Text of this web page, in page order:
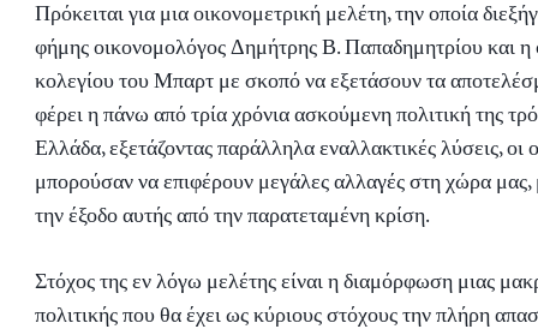
Πρόκειται για μια οικονομετρική μελέτη, την οποία
φήμης οικονομολόγος Δημήτρης Β. Παπαδημητρίου και η
κολεγίου του Μπαρτ με σκοπό να εξετάσουν τα
φέρει η πάνω από τρία χρόνια ασκούμενη πολιτική της
Ελλάδα, εξετάζοντας παράλληλα εναλλακτικές λύσεις, οι
μπορούσαν να επιφέρουν μεγάλες αλλαγές στη χώρα
την έξοδο αυτής από την παρατεταμένη κρίση.
Στόχος της εν λόγω μελέτης είναι η διαμόρφωση μιας
πολιτικής που θα έχει ως κύριους στόχους την πλήρη